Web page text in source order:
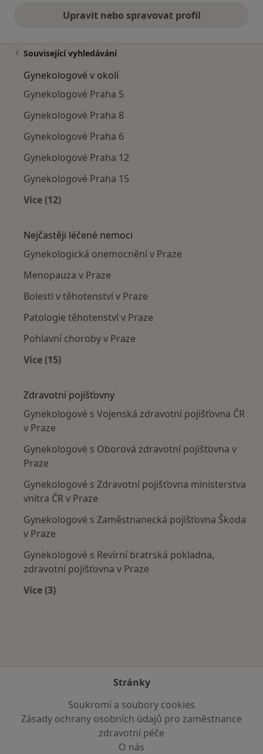
Upravit nebo spravovat profil
Související vyhledávání
Gynekologové v okolí
Gynekologové Praha 5
Gynekologové Praha 8
Gynekologové Praha 6
Gynekologové Praha 12
Gynekologové Praha 15
Více (12)
Nejčastěji léčené nemoci
Gynekologická onemocnění v Praze
Menopauza v Praze
Bolesti v těhotenství v Praze
Patologie těhotenství v Praze
Pohlavní choroby v Praze
Více (15)
Zdravotní pojišťovny
Gynekologové s Vojenská zdravotní pojišťovna ČR
v Praze
Gynekologové s Oborová zdravotní pojišťovna v
Praze
Gynekologové s Zdravotní pojišťovna ministerstva
vnitra ČR v Praze
Gynekologové s Zaměstnanecká pojišťovna Škoda
v Praze
Gynekologové s Revírní bratrská pokladna,
zdravotní pojišťovna v Praze
Více (3)
Stránky
Soukromí a soubory cookies
Zásady ochrany osobních údajů pro zaměstnance
zdravotní péče
O nás